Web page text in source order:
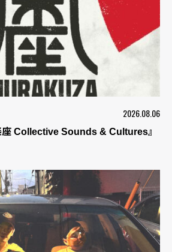
2026.08.06
Collective Sounds & Cultures』